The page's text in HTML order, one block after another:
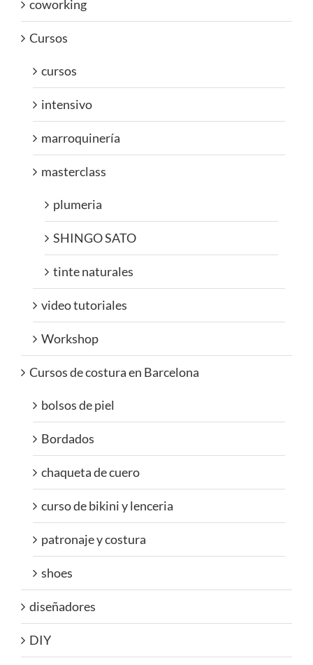
coworking
Cursos
cursos
intensivo
marroquinería
masterclass
plumeria
SHINGO SATO
tinte naturales
video tutoriales
Workshop
Cursos de costura en Barcelona
bolsos de piel
Bordados
chaqueta de cuero
curso de bikini y lenceria
patronaje y costura
shoes
diseñadores
DIY